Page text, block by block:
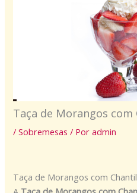
Taça de Morangos
/Sobremesas / Poradmin
Taça de Morangos com